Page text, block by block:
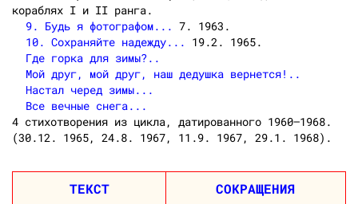
кораблях I и II ранга.
9. Будь я фотографом... 7. 1963.
10. Сохраняйте надежду... 19.2. 1965.
Где горка для зимы?..
Мой друг, мой друг, наш дедушка вернется!..
Настал черед зимы...
Все вечные снега...
4 стихотворения из цикла, датированного 1960—1968.
(30.12. 1965, 24.8. 1967, 11.9. 1967, 29.1. 1968).
ТЕКСТ СОКРАЩЕНИЯ